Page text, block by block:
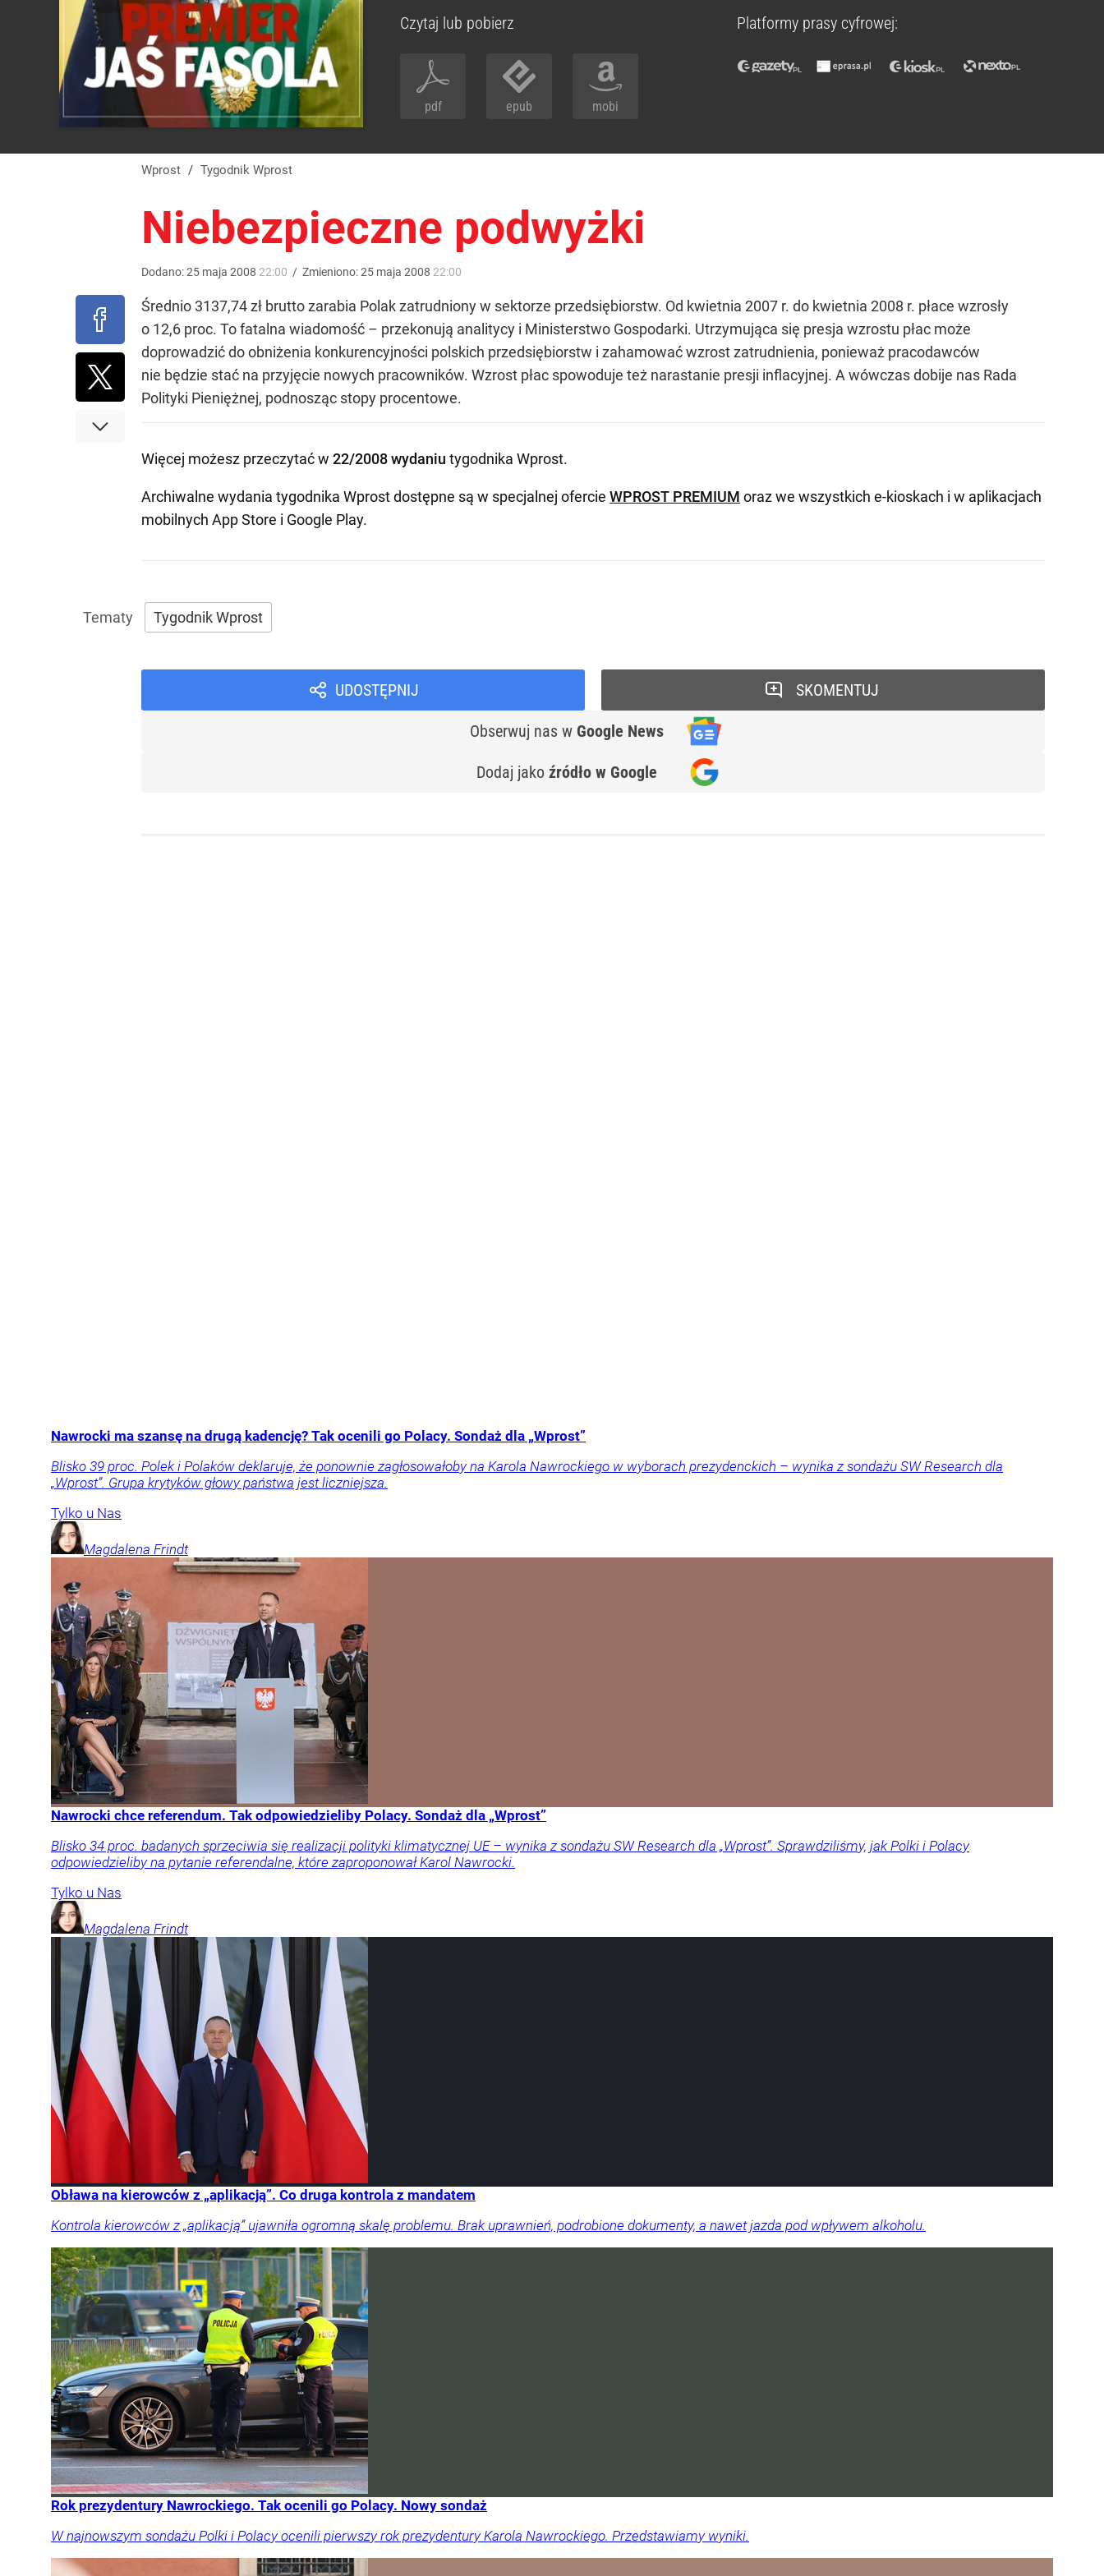
Czytaj lub pobierz
pdf epub mobi
Platformy prasy cyfrowej:
Wprost / Tygodnik Wprost
Niebezpieczne podwyżki
Dodano:25 maja 2008 22:00 / Zmieniono:25 maja 2008 22:00
Średnio 3137,74 zł brutto zarabia Polak zatrudniony w sektorze przedsiębiorstw. Od kwietnia 2007 r. do kwietnia 2008 r. płace wzrosły
o 12,6 proc. To fatalna wiadomość – przekonują analitycy i Ministerstwo Gospodarki. Utrzymująca się presja wzrostu płac może
doprowadzić do obniżenia konkurencyjności polskich przedsiębiorstw i zahamować wzrost zatrudnienia, ponieważ pracodawców
nie będzie stać na przyjęcie nowych pracowników. Wzrost płac spowoduje też narastanie presji inflacyjnej. A wówczas dobije nas Rada
Polityki Pieniężnej, podnosząc stopy procentowe.
Więcej możesz przeczytać w 22/2008 wydaniu tygodnika Wprost.
Archiwalne wydania tygodnika Wprost dostępne są w specjalnej ofercie WPROST PREMIUM oraz we wszystkich e-kioskach i w aplikacjach
mobilnych App Store i Google Play.
Tygodnik Wprost
UDOSTĘPNIJ
Obserwuj nas w Google News
Dodaj jako źródło w Google
SKOMENTUJ
Nawrocki ma szansę na drugą kadencję? Tak ocenili go Polacy. Sondaż dla „Wprost”
Blisko 39 proc. Polek i Polaków deklaruje, że ponownie zagłosowałoby na Karola Nawrockiego w wyborach prezydenckich – wynika z sondażu SW Research dla
„Wprost”. Grupa krytyków głowy państwa jest liczniejsza.
Tylko u Nas
Magdalena Frindt
Nawrocki chce referendum. Tak odpowiedzieliby Polacy. Sondaż dla „Wprost”
Blisko 34 proc. badanych sprzeciwia się realizacji polityki klimatycznej UE – wynika z sondażu SW Research dla „Wprost”. Sprawdziliśmy, jak Polki i Polacy
odpowiedzieliby na pytanie referendalne, które zaproponował Karol Nawrocki.
Tylko u Nas
Magdalena Frindt
Obława na kierowców z „aplikacją”. Co druga kontrola z mandatem
Kontrola kierowców z „aplikacją” ujawniła ogromną skalę problemu. Brak uprawnień, podrobione dokumenty, a nawet jazda pod wpływem alkoholu.
Rok prezydentury Nawrockiego. Tak ocenili go Polacy. Nowy sondaż
W najnowszym sondażu Polki i Polacy ocenili pierwszy rok prezydentury Karola Nawrockiego. Przedstawiamy wyniki.